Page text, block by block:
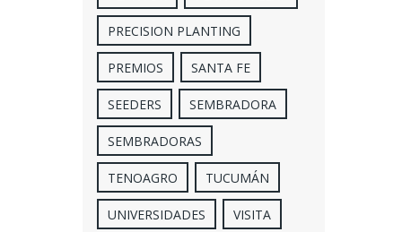
PRECISION PLANTING
PREMIOS SANTA FE
SEEDERS SEMBRADORA
SEMBRADORAS
TENOAGRO TUCUMÁN
UNIVERSIDADES VISITA